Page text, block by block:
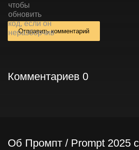
Отправить комментарий
Комментариев 0
Об Промпт / Prompt 2025